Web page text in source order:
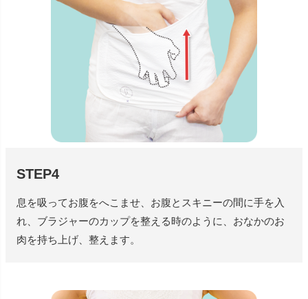
STEP4
息を吸ってお腹をへこませ、お腹とスキニーの間に手を入
れ、ブラジャーのカップを整える時のように、おなかのお
肉を持ち上げ、整えます。